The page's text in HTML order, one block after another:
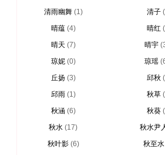
清雨幽舞 (1) 清子
晴蕴 (4) 晴红
晴天 (7) 晴宇
琼妮 (0) 琼瑶
丘扬 (3) 邱秋
邱雨 (1) 秋草
秋涵 (6) 秋葵
秋水 (17)
秋水尹
秋叶影 (6) 秋至水